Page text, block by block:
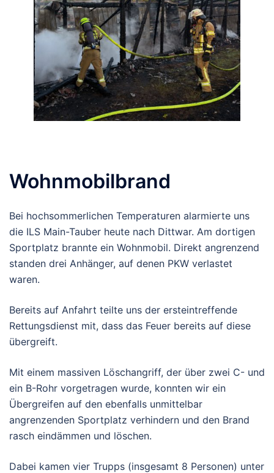
Wohnmobilbrand
Bei hochsommerlichen Temperaturen alarmierte uns
die ILS Main-Tauber heute nach Dittwar. Am dortigen
Sportplatz brannte ein Wohnmobil. Direkt angrenzend
standen drei Anhänger, auf denen PKW verlastet
waren.
Bereits auf Anfahrt teilte uns der ersteintreffende
Rettungsdienst mit, dass das Feuer bereits auf diese
übergreift.
Mit einem massiven Löschangriff, der über zwei C- und
ein B-Rohr vorgetragen wurde, konnten wir ein
Übergreifen auf den ebenfalls unmittelbar
angrenzenden Sportplatz verhindern und den Brand
rasch eindämmen und löschen.
Dabei kamen vier Trupps (insgesamt 8 Personen) unter